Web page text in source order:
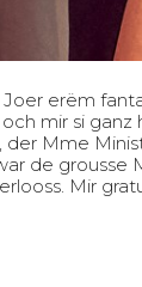
erëm
och mir si
Mme
de grousse
Mir